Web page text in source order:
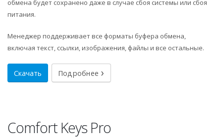
обмена будет сохранено даже в случае сбоя системы или сбоя
питания.
Менеджер поддерживает все форматы буфера обмена,
включая текст, ссылки, изображения, файлы и все остальные.
Скачать Подробнее
Comfort Keys Pro